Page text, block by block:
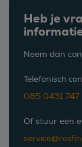
Heb je
Neem dan
Telefonisch
085 0431 747
Of stuur een